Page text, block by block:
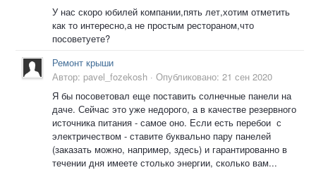
У нас скоро юбилей компании,пять лет,хотим отметить
как то интересно,а не простым рестораном,что
посоветуете?
Ремонт крыши
Автор: pavel_fozekosh · Опубликовано: 21 сен 2020
Я бы посоветовал еще поставить солнечные панели на
даче. Сейчас это уже недорого, а в качестве резервного
источника питания - самое оно. Если есть перебои с
электричеством - ставите буквально пару панелей
(заказать можно, например, здесь) и гарантированно в
течении дня имеете столько энергии, сколько вам...